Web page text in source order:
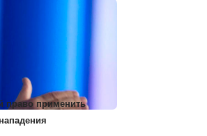
право применить